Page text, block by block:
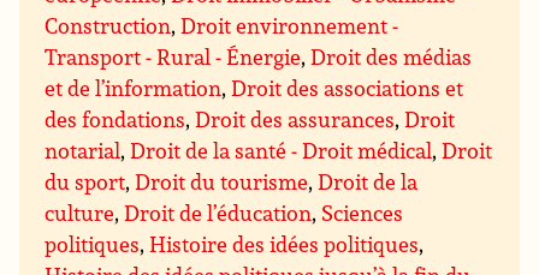
Construction,Droit environnement -
Transport - Rural - Énergie,Droit des médias
et de l’information,Droit des associations et
des fondations,Droit des assurances,Droit
notarial,Droit de la santé - Droit médical,Droit
du sport,Droit du tourisme,Droit de la
culture,Droit de l’éducation, Sciences
politiques,Histoire des idées politiques,